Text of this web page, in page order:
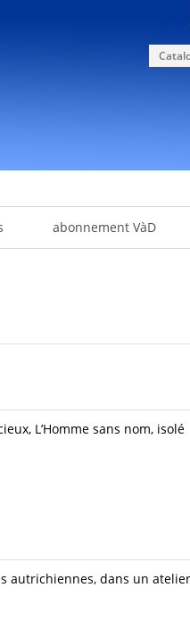
abonnement VàD
L’Homme sans nom, isolé
autrichiennes, dans un atelier